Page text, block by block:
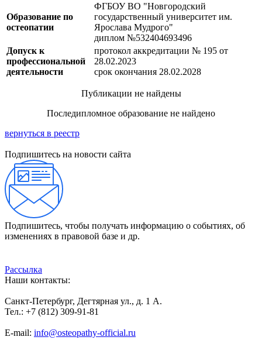
Образование по
остеопатии
ФГБОУ ВО "Новгородский
государственный университет им.
Ярослава Мудрого"
диплом №532404693496
Допуск к
профессиональной
деятельности
протокол аккредитации № 195 от
28.02.2023
срок окончания 28.02.2028
Публикации не найдены
Последипломное образование не найдено
вернуться в реестр
Подпишитесь на новости сайта
Подпишитесь, чтобы получать информацию о событиях, об
изменениях в правовой базе и др.
Рассылка
Наши контакты:
Санкт-Петербург, Дегтярная ул., д. 1 А.
Тел.: +7 (812) 309-91-81
E-mail: info@osteopathy-official.ru